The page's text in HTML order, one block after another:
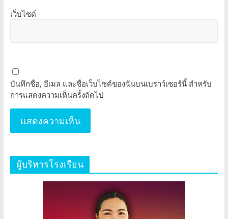
เว็บไซต์
บันทึกชื่อ, อีเมล และชื่อเว็บไซต์ของฉันบนเบราว์เซอร์นี้ สำหรับ
การแสดงความเห็นครั้งถัดไป
ผู้บริหารโรงเรียน